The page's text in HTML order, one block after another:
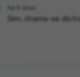
há 5 anos
Sim, chama-se